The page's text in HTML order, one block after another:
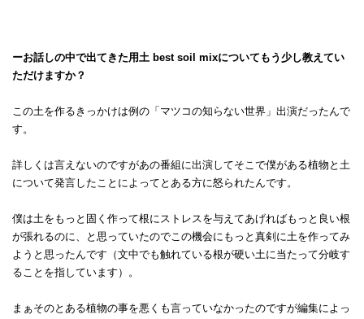
ーお話しの中で出てきた用土 best soil mixについてもう少し教えてい
ただけますか？
この土を作るきっかけは例の「マツコの知らない世界」出演だったんで
す。
詳しくは言えないのですがあの番組に出演してそこで僕がある植物と土
について発言したことによってとある方に怒られたんです。
僕は土をもっと固く作って根にストレスを与えてあげればもっと良い根
が張れるのに、と思っていたのでこの機会にもっと真剣に土を作ってみ
ようと思ったんです（文中でも触れている根が硬い土に当たって分岐す
ることを指しています）。
まぁそのとある植物の事を悪くも言っていなかったのですが編集によっ